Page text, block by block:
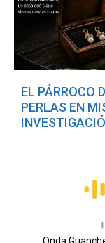
EL PÁRROCO
PERLAS EN
Onda